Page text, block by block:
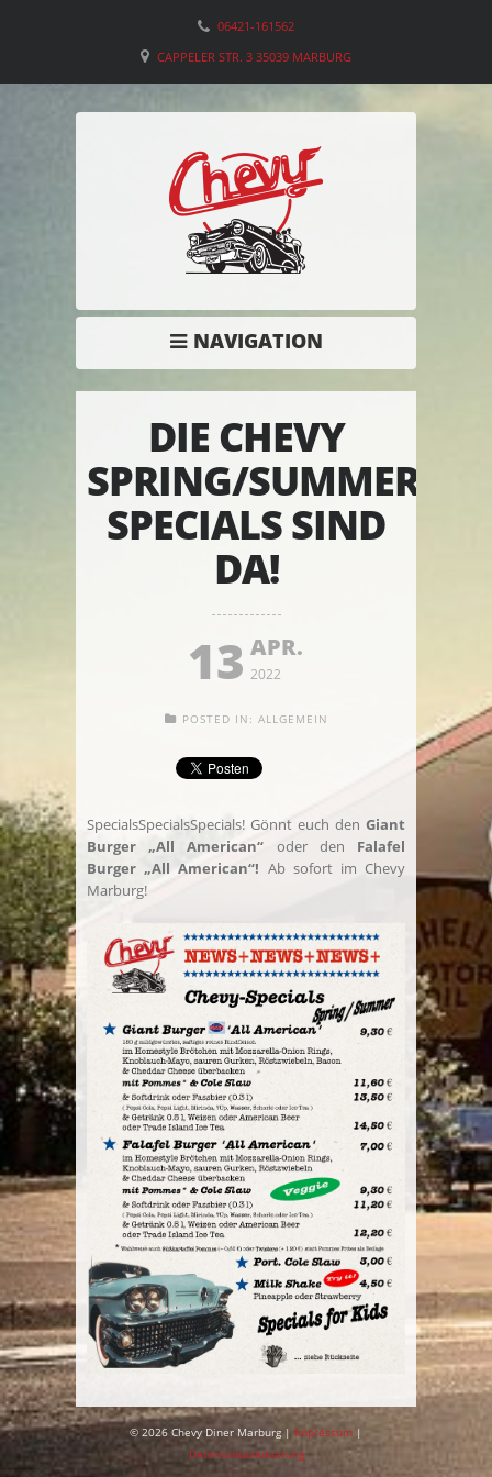
06421-161562
CAPPELER STR. 3 35039 MARBURG
NAVIGATION
DIE CHEVY
SPRING/SUMMER
SPECIALS SIND
DA!
13 APR.
2022
POSTED IN: ALLGEMEIN
SpecialsSpecialsSpecials! Gönnt euch den Giant
Burger „All American“ oder den Falafel
Burger „All American“! Ab sofort im Chevy
Marburg!
© 2026 Chevy Diner Marburg | Impressum |
Detenschutzerklärung